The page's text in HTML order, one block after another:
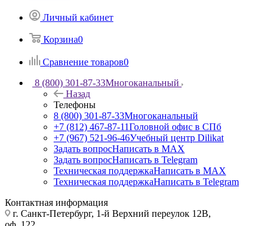
Личный кабинет
Корзина0
Сравнение товаров0
8 (800) 301-87-33Многоканальный
Назад
Телефоны
8 (800) 301-87-33Многоканальный
+7 (812) 467-87-11Головной офис в СПб
+7 (967) 521-96-46Учебный центр Dilikat
Задать вопросНаписать в MAX
Задать вопросНаписать в Telegram
Техническая поддержкаНаписать в MAX
Техническая поддержкаНаписать в Telegram
Контактная информация
г. Санкт-Петербург, 1-й Верхний переулок 12В,